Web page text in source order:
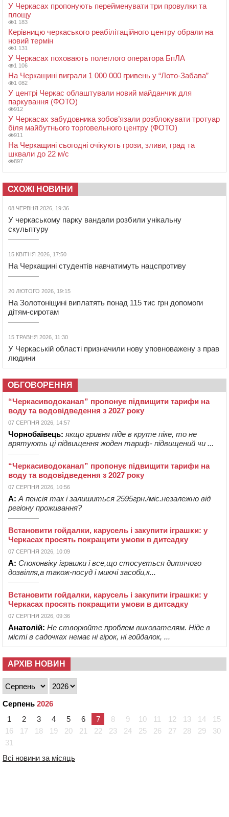
У Черкасах пропонують перейменувати три провулки та
площу
1 183
Керівницю черкаського реабілітаційного центру обрали на
новий термін
1 131
У Черкасах поховають полеглого оператора БпЛА
1 106
На Черкащині виграли 1 000 000 гривень у “Лото-Забава”
1 082
У центрі Черкас облаштували новий майданчик для
паркування (ФОТО)
912
У Черкасах забудовника зобов’язали розблокувати тротуар
біля майбутнього торговельного центру (ФОТО)
911
На Черкащині сьогодні очікують грози, зливи, град та
шквали до 22 м/с
897
СХОЖІ НОВИНИ
08 ЧЕРВНЯ 2026, 19:36
У черкаському парку вандали розбили унікальну
скульптуру
15 КВІТНЯ 2026, 17:50
На Черкащині студентів навчатимуть нацспротиву
20 ЛЮТОГО 2026, 19:15
На Золотоніщині виплатять понад 115 тис грн допомоги
дітям-сиротам
15 ТРАВНЯ 2026, 11:30
У Черкаській області призначили нову уповноважену з прав
людини
ОБГОВОРЕННЯ
“Черкасиводоканал” пропонує підвищити тарифи на
воду та водовідведення з 2027 року
07 СЕРПНЯ 2026, 14:57
Чорнобаївець: якщо гривня піде в круте піке, то не
врятують ці підвищення жоден тариф- підвищений чи ...
“Черкасиводоканал” пропонує підвищити тарифи на
воду та водовідведення з 2027 року
07 СЕРПНЯ 2026, 10:56
А: А пенсія так і залишиться 2595грн./міс.незалежно від
регіону проживання?
Встановити гойдалки, карусель і закупити іграшки: у
Черкасах просять покращити умови в дитсадку
07 СЕРПНЯ 2026, 10:09
А: Споконвіку іграшки і все,що стосується дитячого
дозвілля,а також-посуд і миючі засоби,к...
Встановити гойдалки, карусель і закупити іграшки: у
Черкасах просять покращити умови в дитсадку
07 СЕРПНЯ 2026, 09:36
Анатолій: Не створюйте проблем вихователям. Ніде в
місті в садочках немає ні гірок, ні гойдалок, ...
АРХІВ НОВИН
Серпень 2026
1
2 3 4 5 6 7 8 9 10 11 12 13 14
15
16
17 18 19 20 21 22 23 24 25 26 27 28 29
30
31
Всі новини за місяць